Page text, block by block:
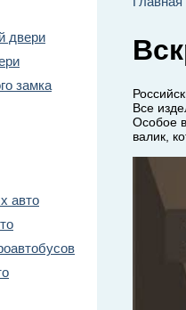
двери
замка
авто
Все
Особое
валик,